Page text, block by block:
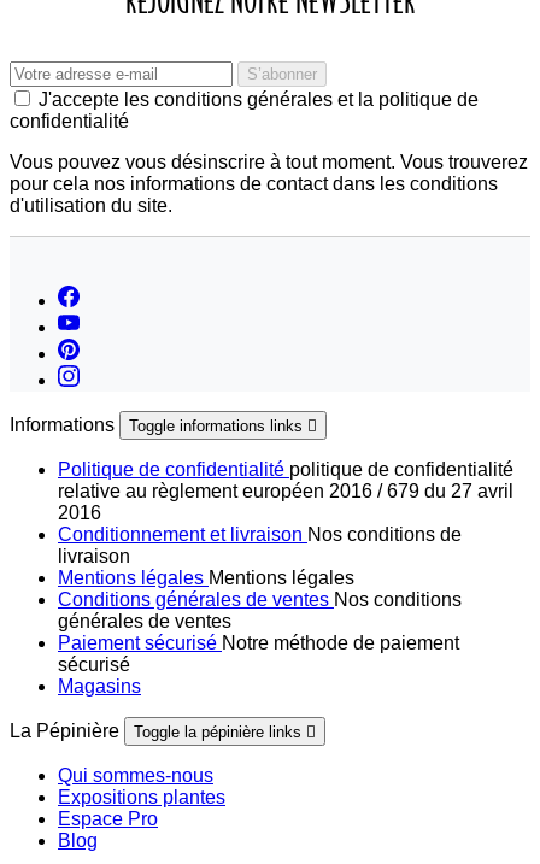
J'accepte les conditions générales et la politique de
confidentialité
Vous pouvez vous désinscrire à tout moment. Vous trouverez
pour cela nos informations de contact dans les conditions
d'utilisation du site.
Informations Toggle informations links 
Politique de confidentialité politique de confidentialité
relative au règlement européen 2016 / 679 du 27 avril
2016
Conditionnement et livraison Nos conditions de
livraison
Mentions légales Mentions légales
Conditions générales de ventes Nos conditions
générales de ventes
Paiement sécurisé Notre méthode de paiement
sécurisé
Magasins
La Pépinière Toggle la pépinière links 
Qui sommes-nous
Expositions plantes
Espace Pro
Blog